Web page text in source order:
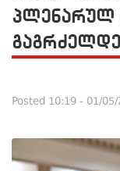
პლენარულ
Posted 10:19 - 01/